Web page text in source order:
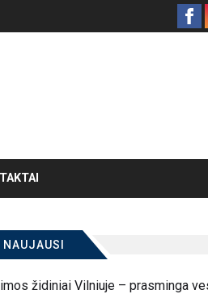
NAUJAUSI
židiniai Vilniuje – prasminga